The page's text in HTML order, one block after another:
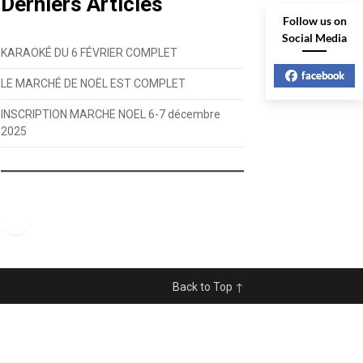
KARAOKÉ DU 6 FÉVRIER COMPLET
LE MARCHÉ DE NOËL EST COMPLET
INSCRIPTION MARCHE NOEL 6-7 décembre
2025
Back to Top ↑
Follow us on
Social Media
facebook